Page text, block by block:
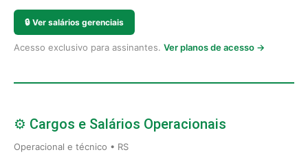
🔒 Ver salários gerenciais
Acesso exclusivo para assinantes. Ver planos de acesso →
⚙️ Cargos e Salários Operacionais
Operacional e técnico • RS